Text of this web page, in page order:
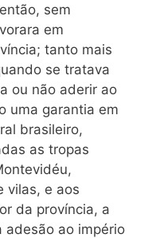
sem
em
tanto mais
se tratava
ou não aderir ao
uma garantia em
brasileiro,
as tropas
vilas, e aos
da província, a
adesão ao império